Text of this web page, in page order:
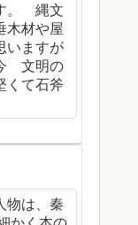
。 縄文
木材や屋
いますが
文明の
くて石斧
物は、秦